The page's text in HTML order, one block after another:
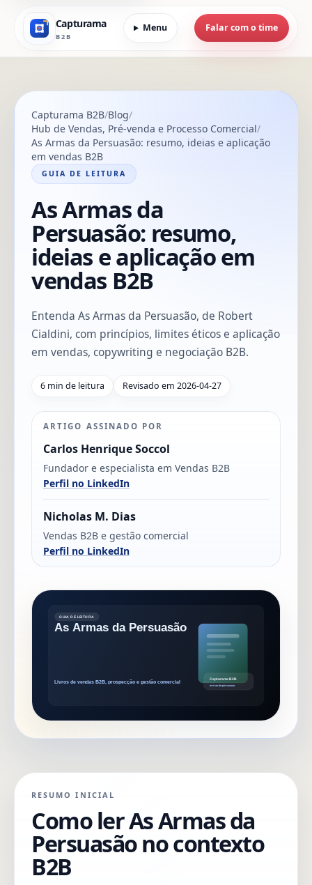
Capturama
B2B
Menu Falar com o time
Capturama B2B Blog
Hub de Vendas, Pré-venda e Processo Comercial
As Armas da Persuasão: resumo, ideias e aplicação
em vendas B2B
GUIA DE LEITURA
As Armas da
Persuasão: resumo,
ideias e aplicação em
vendas B2B
Entenda As Armas da Persuasão, de Robert
Cialdini, com princípios, limites éticos e aplicação
em vendas, copywriting e negociação B2B.
6 min de leitura Revisado em 2026-04-27
ARTIGO ASSINADO POR
Carlos Henrique Soccol
Fundador e especialista em Vendas B2B
Perfil no LinkedIn
Nicholas M. Dias
Vendas B2B e gestão comercial
Perfil no LinkedIn
RESUMO INICIAL
Como ler As Armas da
Persuasão no contexto
B2B